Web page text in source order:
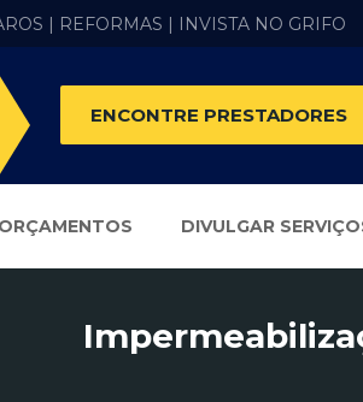
| REFORMAS | INVISTA NO GRIFO
ENCONTRE PRESTADORES
DIVULGAR